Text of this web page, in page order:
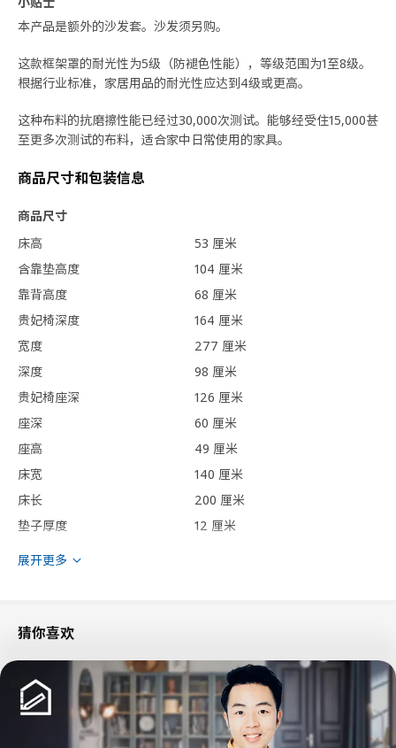
本产品是额外的沙发套。沙发须另购。
这款框架罩的耐光性为5级（防褪色性能），等级范围为1至8级。
根据行业标准，家居用品的耐光性应达到4级或更高。
这种布料的抗磨擦性能已经过30,000次测试。能够经受住15,000甚
至更多次测试的布料，适合家中日常使用的家具。
商品尺寸和包装信息
商品尺寸
床高
53 厘米
含靠垫高度
104 厘米
靠背高度
68 厘米
贵妃椅深度
164 厘米
宽度
277 厘米
深度
98 厘米
贵妃椅座深
126 厘米
座深
60 厘米
座高
49 厘米
床宽
140 厘米
床长
200 厘米
垫子厚度
12 厘米
包装信息
GRÖNLID 格罗恩里德
205.165.02
高度
7 厘米
57 厘米
展开更多
猜你喜欢